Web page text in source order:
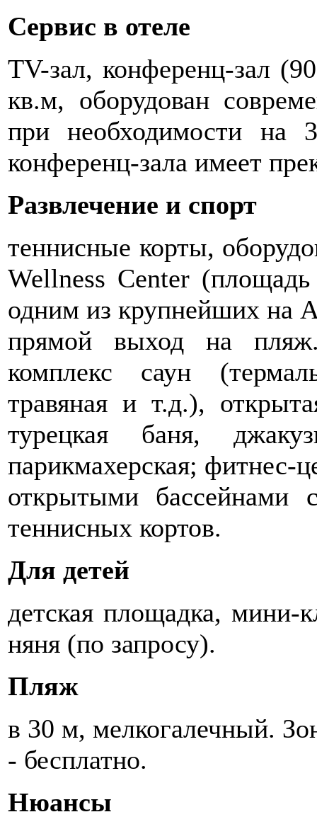
Cервис в отеле
ТV-зал, конференц-зал
кв.м, оборудован
при необходимости на
конференц-зала имеет
Развлечение и спорт
теннисные корты,
Wellness Center
одним из крупнейших на
прямой выход на
комплекс саун
травяная и т.д.),
турецкая баня,
парикмахерская;
открытыми бассейнами
теннисных кортов.
Для детей
детская площадка,
няня (по запросу).
Пляж
в 30 м, мелкогалечный.
- бесплатно.
Нюансы